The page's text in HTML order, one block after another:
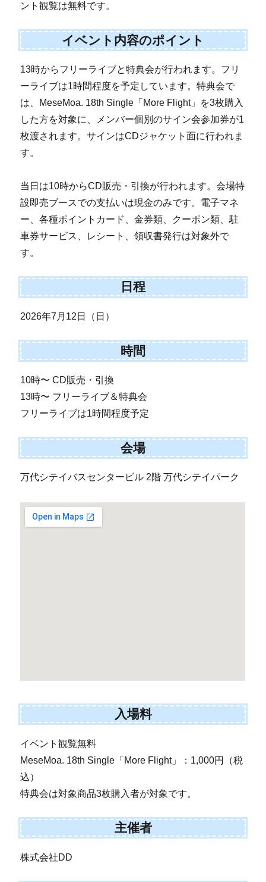
ント観覧は無料です。
イベント内容のポイント
13時からフリーライブと特典会が行われます。フリ
ーライブは1時間程度を予定しています。特典会で
は、MeseMoa. 18th Single「More Flight」を3枚購入
した方を対象に、メンバー個別のサイン会参加券が1
枚渡されます。サインはCDジャケット面に行われま
す。
当日は10時からCD販売・引換が行われます。会場特
設即売ブースでの支払いは現金のみです。電子マネ
ー、各種ポイントカード、金券類、クーポン類、駐
車券サービス、レシート、領収書発行は対象外で
す。
日程
2026年7月12日（日）
時間
10時〜 CD販売・引換
13時〜 フリーライブ＆特典会
フリーライブは1時間程度予定
会場
万代シテイバスセンタービル 2階 万代シテイパーク
入場料
イベント観覧無料
MeseMoa. 18th Single「More Flight」：1,000円（税
込）
特典会は対象商品3枚購入者が対象です。
主催者
株式会社DD